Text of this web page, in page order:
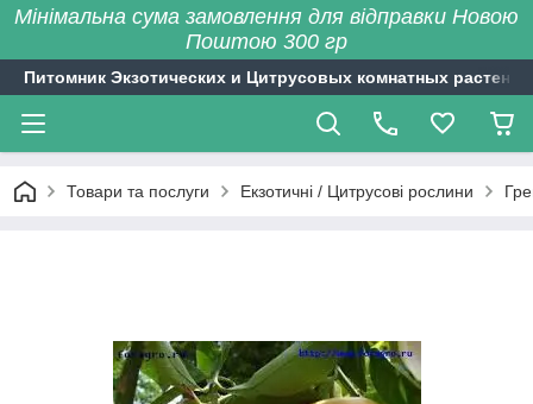
Мінімальна сума замовлення для відправки Новою
Поштою 300 гр
Питомник Экзотических и Цитрусовых комнатных растений
Товари та послуги Екзотичні / Цитрусові рослини